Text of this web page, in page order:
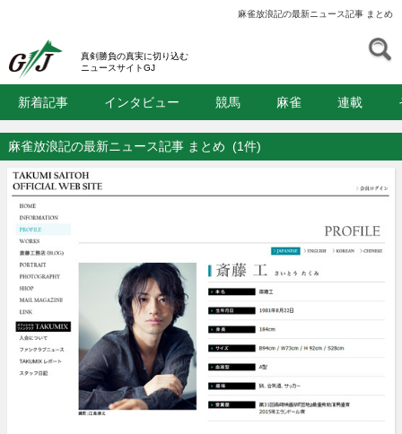
麻雀放浪記の最新ニュース記事 まとめ
真剣勝負の真実に切り込む
ニュースサイトGJ
新着記事 インタビュー 競馬 麻雀 連載
麻雀放浪記の最新ニュース記事 まとめ (1件)